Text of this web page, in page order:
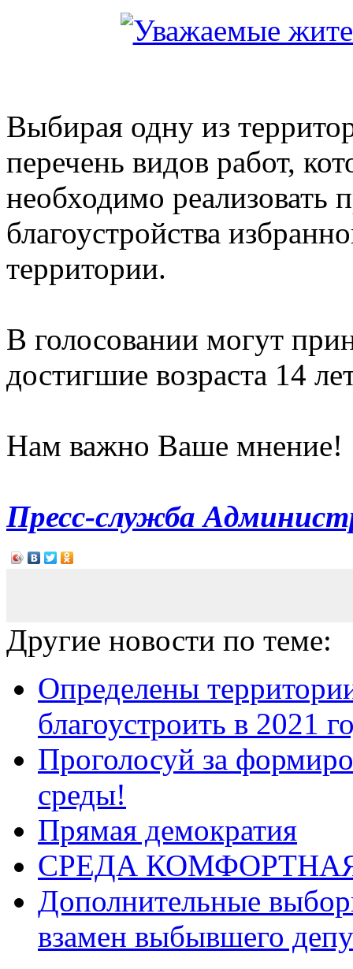
Выбирая одну из
перечень видов работ,
необходимо реализовать
благоустройства
территории.
В голосовании могут
достигшие возраста 14
Нам важно Ваше мнение!
Пресс-служба
Другие новости по теме:
Определены
благоустроить в 2021
Проголосуй за
среды!
Прямая демократия
СРЕДА
Дополнительные
взамен выбывшего